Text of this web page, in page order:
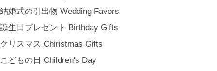
結婚式の引出物 Wedding Favors
誕生日プレゼント Birthday Gifts
クリスマス Chiristmas Gifts
こどもの日 Children's Day
金沢・北陸で生まれたさまざまな作品を中心に、物語を宿し、使う人の
日常という大切な時間にそっと寄り添う品々をキュレート。それぞれの
美しさに、和と洋、OLD & NEW のインスピレーションを重ね、暮らし
カーサ・ルア] 石川県金沢市尾張町2-14-20 八百萬本舗 内 casa rua / A